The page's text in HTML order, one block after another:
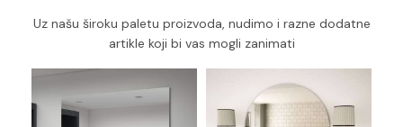
Uz našu široku paletu proizvoda, nudimo i razne dodatne
artikle koji bi vas mogli zanimati